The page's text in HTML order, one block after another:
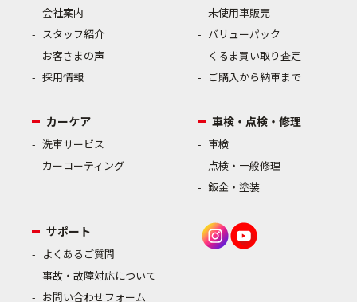
会社案内
スタッフ紹介
お客さまの声
採用情報
未使用車販売
バリューパック
くるま買い取り査定
ご購入から納車まで
カーケア
洗車サービス
カーコーティング
車検・点検・修理
車検
点検・一般修理
鈑金・塗装
サポート
よくあるご質問
事故・故障対応について
お問い合わせフォーム